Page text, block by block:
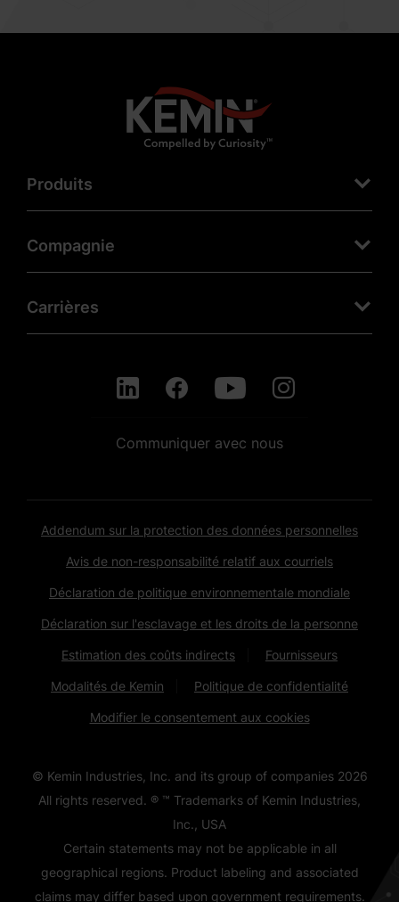
Produits
Compagnie
Carrières
Communiquer avec nous
Addendum sur la protection des données personnelles
Avis de non-responsabilité relatif aux courriels
Déclaration de politique environnementale mondiale
Déclaration sur l'esclavage et les droits de la personne
Estimation des coûts indirects Fournisseurs
Modalités de Kemin Politique de confidentialité
Modifier le consentement aux cookies
© Kemin Industries, Inc. and its group of companies 2026
All rights reserved. ® ™ Trademarks of Kemin Industries,
Inc., USA
Certain statements may not be applicable in all
geographical regions. Product labeling and associated
claims may differ based upon government requirements.